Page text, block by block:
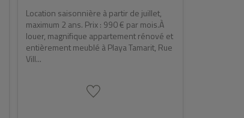
Location saisonnière à partir de juillet,
maximum 2 ans. Prix : 990 € par mois.À
louer, magnifique appartement rénové et
entièrement meublé à Playa Tamarit, Rue
Vill...